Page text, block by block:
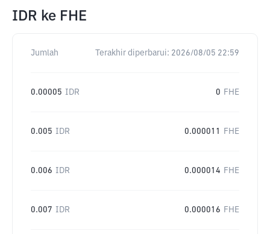
IDR ke FHE
Jumlah Terakhir diperbarui: 2026/08/05 22:59
0.00005 IDR 0 FHE
0.005 IDR 0.000011 FHE
0.006 IDR 0.000014 FHE
0.007 IDR 0.000016 FHE